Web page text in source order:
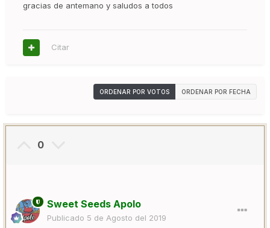
gracias de antemano y saludos a todos
Citar
ORDENAR POR VOTOS ORDENAR POR FECHA
0
Sweet Seeds Apolo
Publicado 5 de Agosto del 2019